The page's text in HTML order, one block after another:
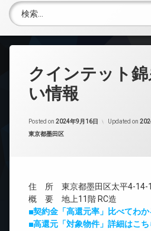
検索:
クインテット
い情報
Posted on 2024年9月16日 Updated on
カテゴリー:
東京都墨田区
住 所 東京都墨田区太平4-14-1
概 要 地上11階 RC造
■契約金「高還元率」比べてわ
■高還元「対象物件」詳細はこ